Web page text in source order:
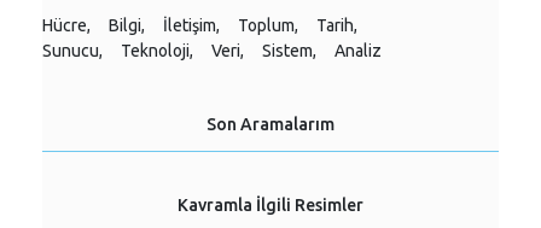
Hücre, Bilgi, İletişim, Toplum,
Tarih,
Sunucu,
Teknoloji, Veri, Sistem, Analiz
Son Aramalarım
Kavramla İlgili Resimler